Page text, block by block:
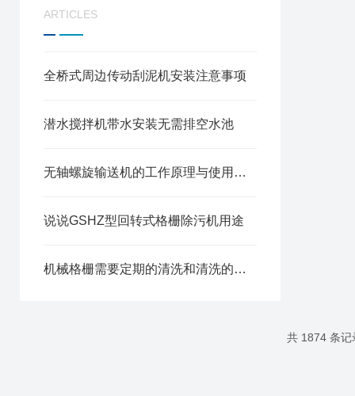
ARTICLES
全桥式周边传动刮泥机安装注意事项
潜水搅拌机带水安装无需排空水池
无轴螺旋输送机的工作原理与使用注意事项
说说GSHZ型回转式格栅除污机用途
机械格栅需要定期的清洗和清洗的方法
共 1874 条